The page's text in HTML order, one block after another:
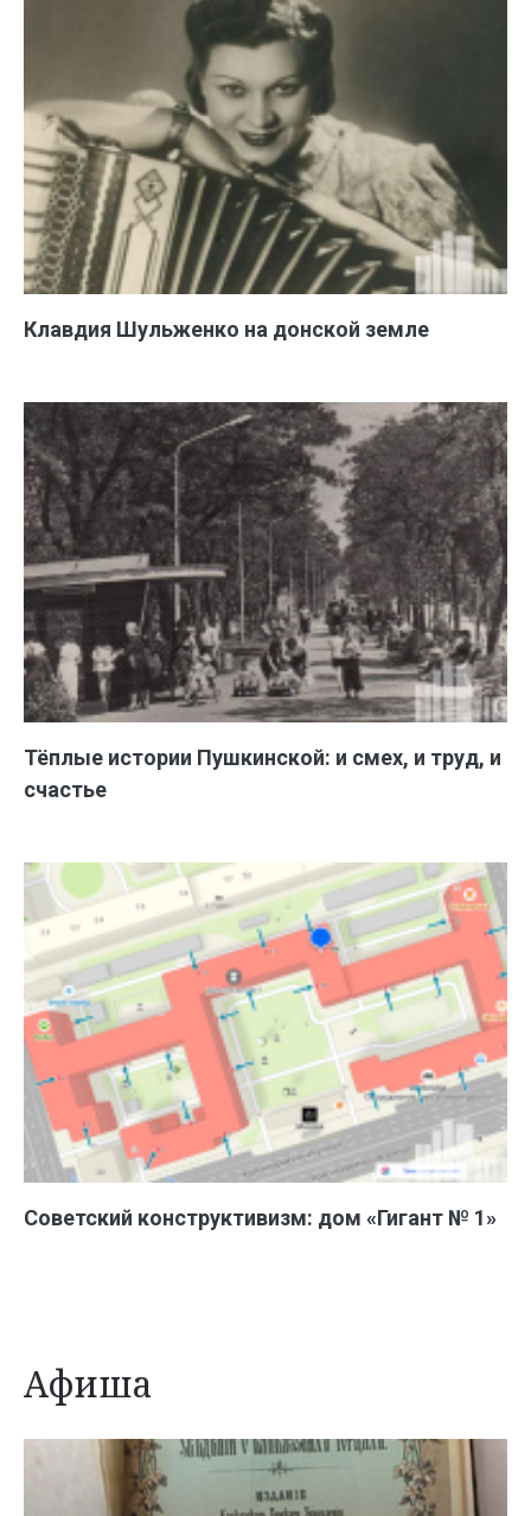
Клавдия Шульженко на донской земле
Тёплые истории Пушкинской: и смех, и труд, и
счастье
Советский конструктивизм: дом «Гигант № 1»
Афиша